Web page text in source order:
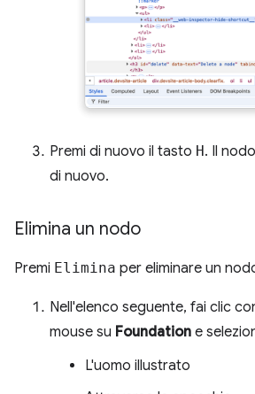
Premi di nuovo il tasto H. Il
di nuovo.
Elimina un nodo
Premi Elimina per eliminare un
Nell'elenco seguente, fai clic
mouse su Foundation e
L'uomo illustrato